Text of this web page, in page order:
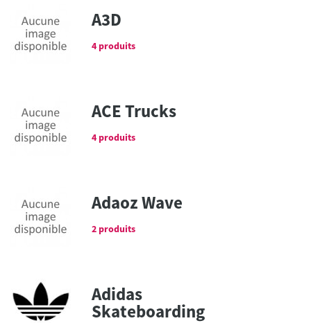
A3D
4 produits
ACE Trucks
4 produits
Adaoz Wave
2 produits
Adidas
Skateboarding